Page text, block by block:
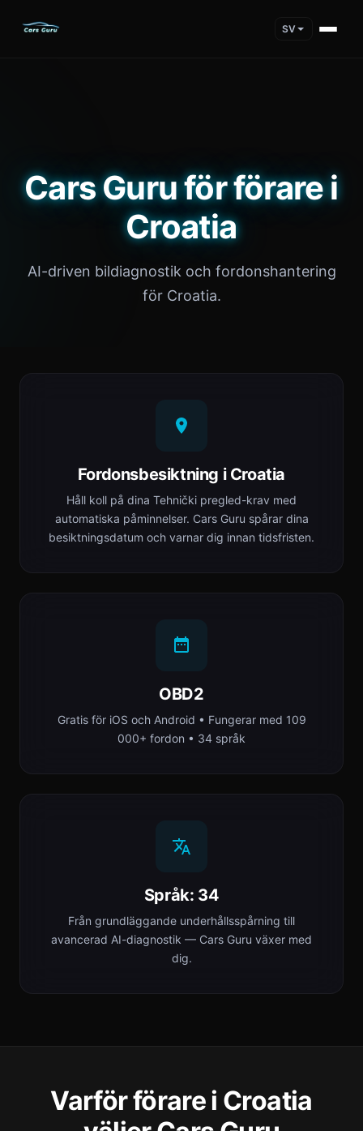
SV
Cars Guru för förare i
Croatia
AI-driven bildiagnostik och fordonshantering
för Croatia.
Fordonsbesiktning i Croatia
Håll koll på dina Tehnički pregled-krav med
automatiska påminnelser. Cars Guru spårar dina
besiktningsdatum och varnar dig innan tidsfristen.
OBD2
Gratis för iOS och Android • Fungerar med 109
000+ fordon • 34 språk
Språk: 34
Från grundläggande underhållsspårning till
avancerad AI-diagnostik — Cars Guru växer med
dig.
Varför förare i Croatia